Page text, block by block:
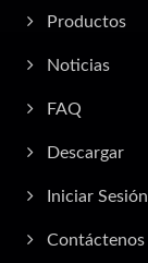
Productos
Noticias
FAQ
Descargar
Iniciar Sesión
Contáctenos